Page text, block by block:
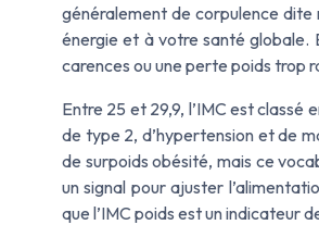
généralement de corpulence
énergie et à votre santé globale.
carences ou une perte poids trop
Entre 25 et 29,9, l’IMC est
de type 2, d’hypertension et de
de surpoids obésité, mais ce
un signal pour ajuster
que l’IMC poids est un indicateur